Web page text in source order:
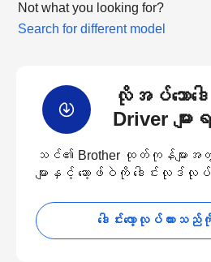
Not what you looking for?
Search for different model
လိုအပ်သောဒေ
Driver မျ
သင်၏ Brother ထုတ်ကုန်များအတွက်
များနှင့် ဆော့ဖ်ဝဲကို ဒေါင်းလုဒ်လု
ဒေါင်းလော့လုပ်ထား